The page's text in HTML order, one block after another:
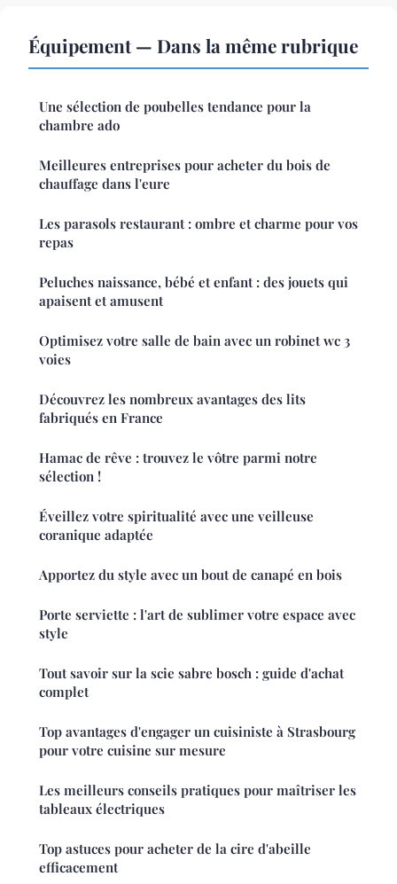
Équipement — Dans la même rubrique
Une sélection de poubelles tendance pour la
chambre ado
Meilleures entreprises pour acheter du bois de
chauffage dans l'eure
Les parasols restaurant : ombre et charme pour vos
repas
Peluches naissance, bébé et enfant : des jouets qui
apaisent et amusent
Optimisez votre salle de bain avec un robinet wc 3
voies
Découvrez les nombreux avantages des lits
fabriqués en France
Hamac de rêve : trouvez le vôtre parmi notre
sélection !
Éveillez votre spiritualité avec une veilleuse
coranique adaptée
Apportez du style avec un bout de canapé en bois
Porte serviette : l'art de sublimer votre espace avec
style
Tout savoir sur la scie sabre bosch : guide d'achat
complet
Top avantages d'engager un cuisiniste à Strasbourg
pour votre cuisine sur mesure
Les meilleurs conseils pratiques pour maîtriser les
tableaux électriques
Top astuces pour acheter de la cire d'abeille
efficacement